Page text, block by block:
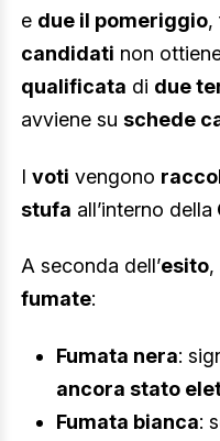
e due il pomeriggio,
candidati non
qualificata di due
avviene su schede
I voti vengono
stufa all’interno della
A seconda dell’esito,
fumate:
Fumata nera:
ancora stato
Fumata bianca: